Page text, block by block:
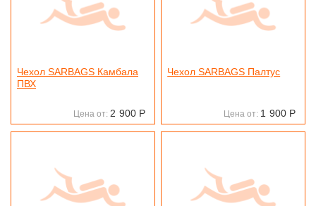
Чехол SARBAGS Камбала
ПВХ
Цена от: 2 900 Р
Чехол SARBAGS Палтус
Цена от: 1 900 Р